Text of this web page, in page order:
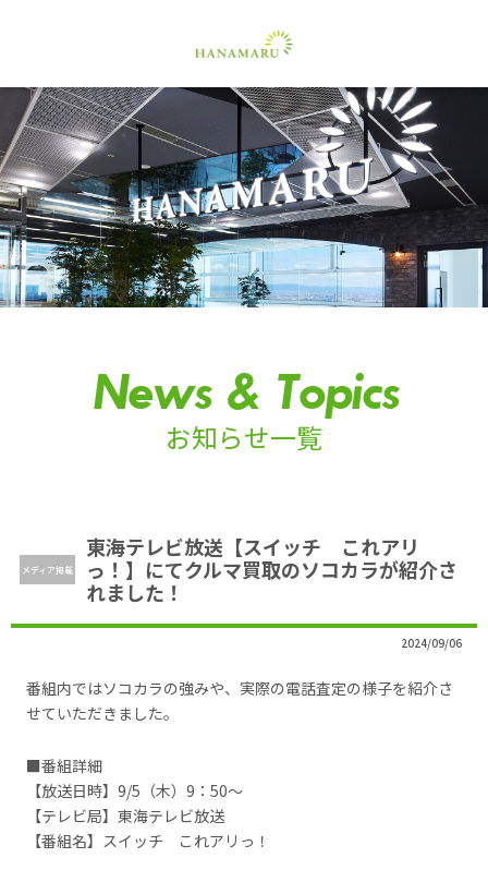
News & Topics
お知らせ一覧
メディア掲載
東海テレビ放送【スイッチ これアリ
っ！】にてクルマ買取のソコカラが紹介さ
れました！
2024/09/06
番組内ではソコカラの強みや、実際の電話査定の様子を紹介さ
せていただきました。
■番組詳細
【放送日時】9/5 （木） 9 ：50～
【テレビ局】東海テレビ放送
【番組名】スイッチ これアリっ！